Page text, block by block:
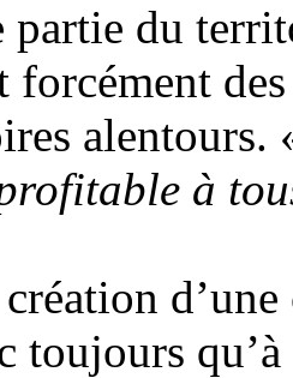
partie du
forcément
alentours.
à
toujours